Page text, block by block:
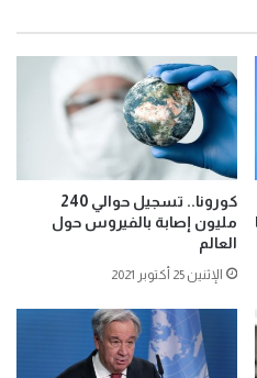
كورونا.. تسجيل حوالي 240
مليون إصابة بالفيروس حول
العالم
الإثنين 25 أكتوبر 2021